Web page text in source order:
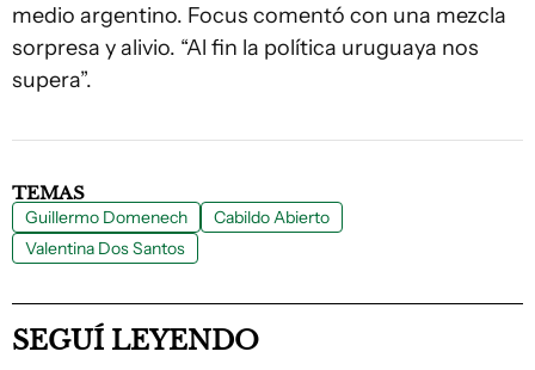
medio argentino. Focus comentó con una mezcla
sorpresa y alivio. “Al fin la política uruguaya nos
supera”.
TEMAS
Guillermo Domenech
Cabildo Abierto
Valentina Dos Santos
SEGUÍ LEYENDO